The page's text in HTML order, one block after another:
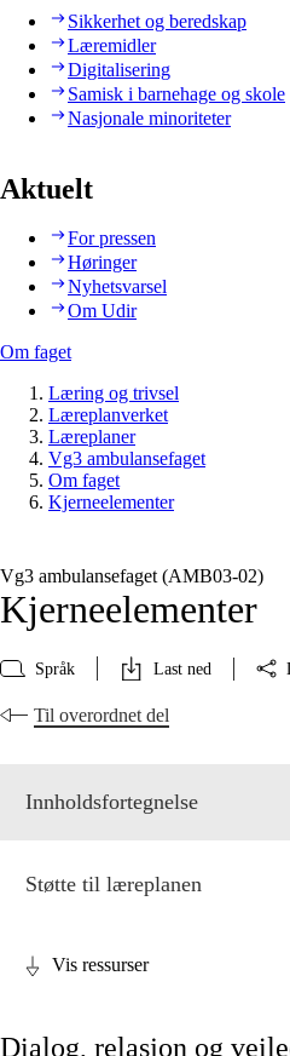
Sikkerhet og beredskap
Læremidler
Digitalisering
Samisk i barnehage og skole
Nasjonale minoriteter
Aktuelt
For pressen
Høringer
Nyhetsvarsel
Om Udir
Om faget
Læring og trivsel
Læreplanverket
Læreplaner
Vg3 ambulansefaget
Om faget
Kjerneelementer
Vg3 ambulansefaget (AMB03‑02)
Kjerneelementer
Språk Last ned
Til overordnet del
Innholdsfortegnelse
Kjerneelementer
Støtte til læreplanen
Vis ressurser
Dialog, relasjon og